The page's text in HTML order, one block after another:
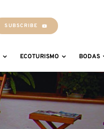
SUBSCRIBE
ECOTURISMO BODAS